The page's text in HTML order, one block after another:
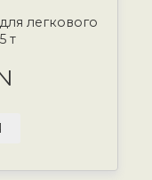
легкового
т